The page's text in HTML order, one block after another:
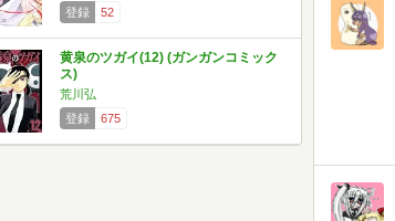
登録
52
黄泉のツガイ(12) (ガンガンコミック
ス)
荒川弘
登録
675